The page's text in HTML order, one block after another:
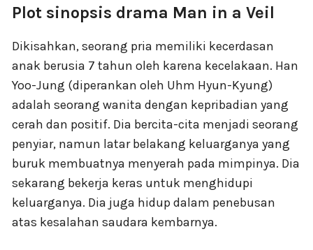
Plot sinopsis drama Man in a Veil
Dikisahkan, seorang pria memiliki kecerdasan
anak berusia 7 tahun oleh karena kecelakaan. Han
Yoo-Jung (diperankan oleh Uhm Hyun-Kyung)
adalah seorang wanita dengan kepribadian yang
cerah dan positif. Dia bercita-cita menjadi seorang
penyiar, namun latar belakang keluarganya yang
buruk membuatnya menyerah pada mimpinya. Dia
sekarang bekerja keras untuk menghidupi
keluarganya. Dia juga hidup dalam penebusan
atas kesalahan saudara kembarnya.